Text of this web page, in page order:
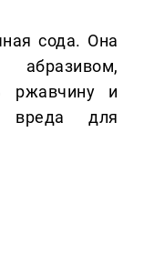
сода. Она
ржавчину и
вреда для